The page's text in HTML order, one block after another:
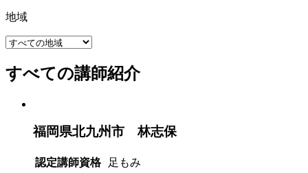
地域
すべての講師紹介
福岡県北九州市 林志保
認定講師資格
足もみ